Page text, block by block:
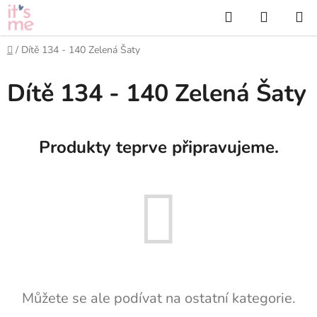
Přejít
na
obsah
Hledat
KOŠÍK
Domů
/ Dítě 134 - 140 Zelená Šaty
Dítě 134 - 140 Zelená Šaty
Produkty teprve připravujeme.
Můžete se ale podívat na ostatní kategorie.